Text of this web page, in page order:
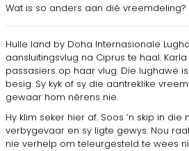
Wat is so anders aan dié vreemdeling?
Hulle land by Doha Internasionale
aansluitingsvlug na Ciprus te haal.
passasiers op haar vlug. Die lughawe
besig. Sy kyk of sy die aantreklike
gewaar hom nêrens nie.
Hy klim seker hier af. Soos ’n skip in
verbygevaar en sy ligte gewys. Nou
nie verhelp om teleurgesteld te wees